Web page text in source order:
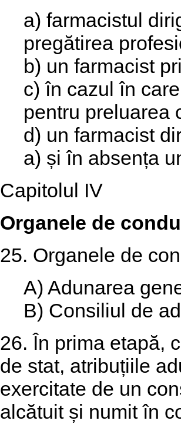
a) farmacistul
pregătirea
b) un farmacist
c) în cazul în
pentru preluarea
d) un farmacist
a) și în absența
Capitolul IV
Organele de
25. Organele de
A) Adunarea
B) Consiliul de
26. În prima etapă,
de stat, atribuțiile
exercitate de un
alcătuit și numit în